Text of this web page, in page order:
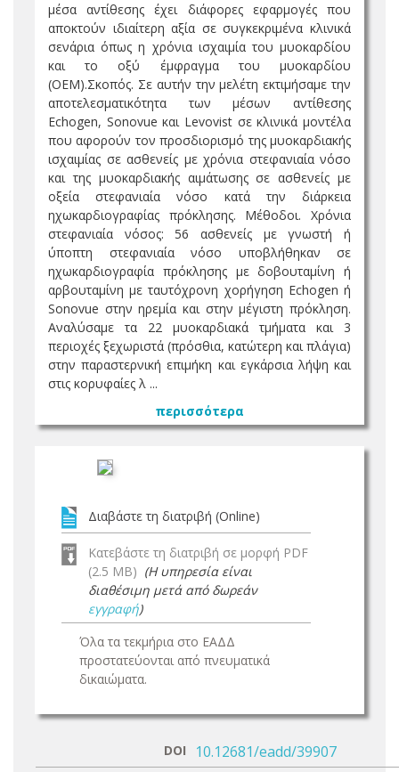
μέσα αντίθεσης έχει διάφορες εφαρμογές που
αποκτούν ιδιαίτερη αξία σε συγκεκριμένα κλινικά
σενάρια όπως η χρόνια ισχαιμία του μυοκαρδίου
και το οξύ έμφραγμα του μυοκαρδίου
(ΟΕΜ).Σκοπός. Σε αυτήν την μελέτη εκτιμήσαμε την
αποτελεσματικότητα των μέσων αντίθεσης
Echogen, Sonovue και Levovist σε κλινικά μοντέλα
που αφορούν τον προσδιορισμό της μυοκαρδιακής
ισχαιμίας σε ασθενείς με χρόνια στεφανιαία νόσο
και της μυοκαρδιακής αιμάτωσης σε ασθενείς με
οξεία στεφανιαία νόσο κατά την διάρκεια
ηχωκαρδιογραφίας πρόκλησης. Μέθοδοι. Χρόνια
στεφανιαία νόσος: 56 ασθενείς με γνωστή ή
ύποπτη στεφανιαία νόσο υποβλήθηκαν σε
ηχωκαρδιογραφία πρόκλησης με δοβουταμίνη ή
αρβουταμίνη με ταυτόχρονη χορήγηση Echogen ή
Sonovue στην ηρεμία και στην μέγιστη πρόκληση.
Αναλύσαμε τα 22 μυοκαρδιακά τμήματα και 3
περιοχές ξεχωριστά (πρόσθια, κατώτερη και πλάγια)
στην παραστερνική επιμήκη και εγκάρσια λήψη και
στις κορυφαίες λ ...
περισσότερα
Διαβάστε τη διατριβή (Online)
Κατεβάστε τη διατριβή σε μορφή PDF
(2.5 MB) (Η υπηρεσία είναι
διαθέσιμη μετά από δωρεάν
εγγραφή)
Όλα τα τεκμήρια στο ΕΑΔΔ
προστατεύονται από πνευματικά
δικαιώματα.
DOI 10.12681/eadd/39907